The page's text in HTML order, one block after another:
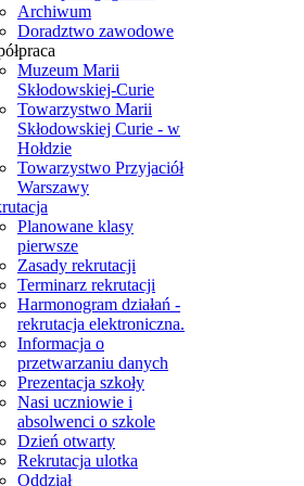
Archiwum
Doradztwo zawodowe
Muzeum Marii
Skłodowskiej-Curie
Towarzystwo Marii
Skłodowskiej Curie - w
Hołdzie
Towarzystwo Przyjaciół
Warszawy
Planowane klasy
pierwsze
Zasady rekrutacji
Terminarz rekrutacji
Harmonogram działań -
rekrutacja elektroniczna.
Informacja o
przetwarzaniu danych
Prezentacja szkoły
Nasi uczniowie i
absolwenci o szkole
Dzień otwarty
Rekrutacja ulotka
Oddział